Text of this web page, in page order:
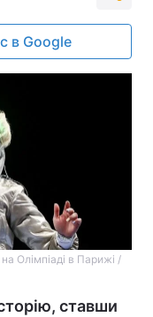
в Google
Олімпіаді в Парижі /
ставши